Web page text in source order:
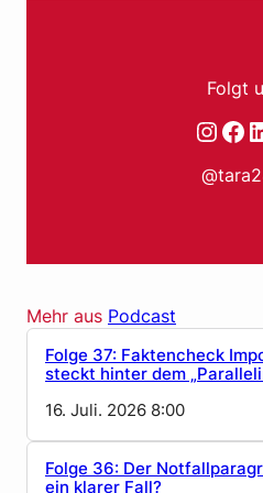
Folgt
Mehr aus Podcast
Folge 37: Faktencheck
steckt hinter dem
16. Juli. 2026 8:00
Folge 36: Der
ein klarer Fall?